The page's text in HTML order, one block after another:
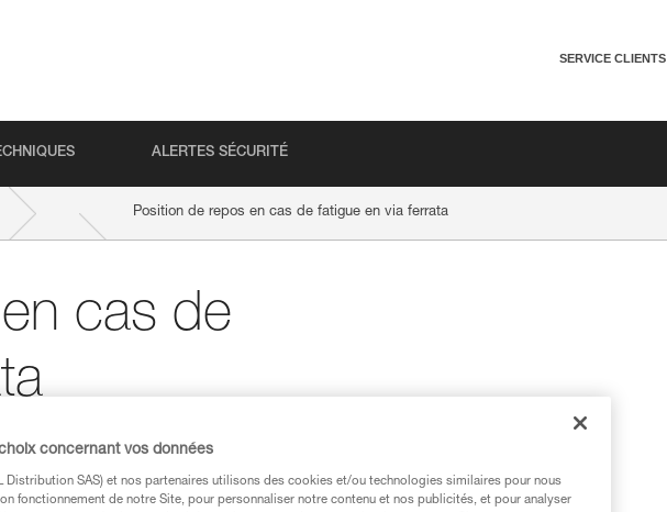
SERVICE CLIENTS
ALERTES SÉCURITÉ
Position de repos en cas de fatigue en via ferrata
cas de
concernant vos données
Distribution SAS) et nos partenaires utilisons des cookies et/ou technologies similaires pour nous
fonctionnement de notre Site, pour personnaliser notre contenu et nos publicités, et pour analyser